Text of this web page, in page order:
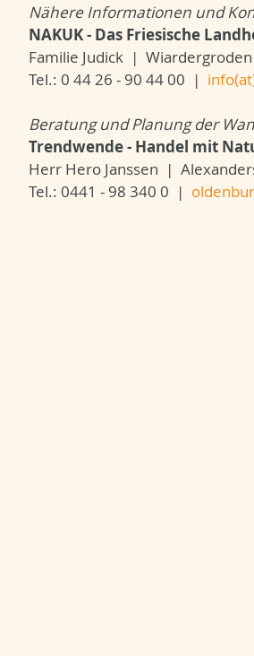
Nähere Informationen und
NAKUK - Das Friesische
Familie Judick |
Tel.: 0 44 26 - 90 44 00 |
Beratung und Planung der
Trendwende - Handel mit
Herr Hero Janssen |
Tel.: 0441 - 98 340 0 |